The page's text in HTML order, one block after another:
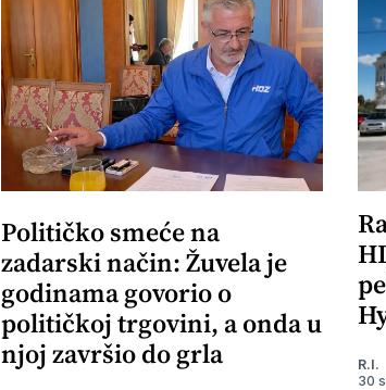
Političko smeće na
zadarski način: Žuvela je
godinama govorio o
političkoj trgovini, a onda u
njoj završio do grla
R.I.
30